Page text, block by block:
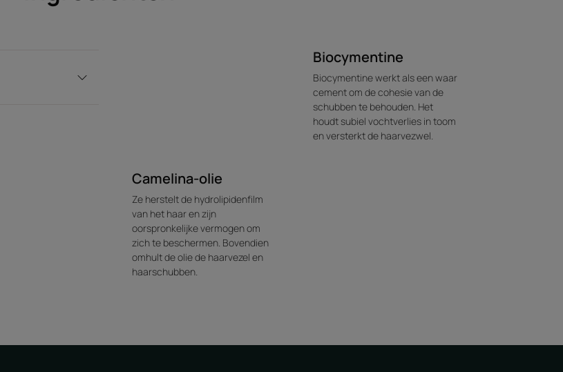
Een onweerstaanbare mix van fruitige, bloemige en
Camelina-olie
Ze herstelt de hydrolipidenfilm
van het haar en zijn
oorspronkelijke vermogen om
zich te beschermen. Bovendien
omhult de olie de haarvezel en
haarschubben.
Biocymentine
Biocymentine werkt als een waar
cement om de cohesie van de
schubben te behouden. Het
houdt subiel vochtverlies in toom
en versterkt de haarvezwel.